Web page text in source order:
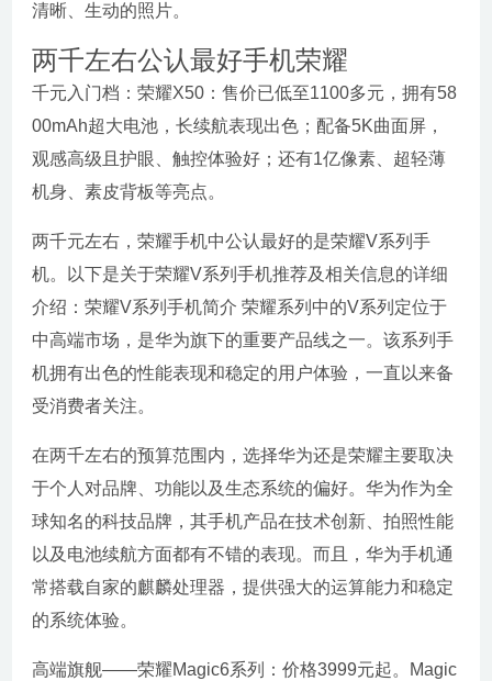
清晰、生动的照片。
两千左右公认最好手机荣耀
千元入门档：荣耀X50：售价已低至1100多元，拥有58
00mAh超大电池，长续航表现出色；配备5K曲面屏，
观感高级且护眼、触控体验好；还有1亿像素、超轻薄
机身、素皮背板等亮点。
两千元左右，荣耀手机中公认最好的是荣耀V系列手
机。以下是关于荣耀V系列手机推荐及相关信息的详细
介绍：荣耀V系列手机简介 荣耀系列中的V系列定位于
中高端市场，是华为旗下的重要产品线之一。该系列手
机拥有出色的性能表现和稳定的用户体验，一直以来备
受消费者关注。
在两千左右的预算范围内，选择华为还是荣耀主要取决
于个人对品牌、功能以及生态系统的偏好。华为作为全
球知名的科技品牌，其手机产品在技术创新、拍照性能
以及电池续航方面都有不错的表现。而且，华为手机通
常搭载自家的麒麟处理器，提供强大的运算能力和稳定
的系统体验。
高端旗舰——荣耀Magic6系列：价格3999元起。Magic